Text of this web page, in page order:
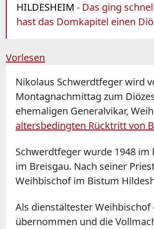
HILDESHEIM - Das ging
hast das Domkapitel einen
Vorlesen
Nikolaus Schwerdtfeger wird
Montagnachmittag zum
ehemaligen Generalvikar,
altersbedingten Rücktritt von
Schwerdtfeger wurde 1948
im Breisgau. Nach seiner
Weihbischof im Bistum
Als dienstältester
übernommen und die